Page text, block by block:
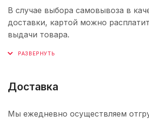
В случае выбора самовывоза в
доставки, картой можно
выдачи товара.
Доставка
Мы ежедневно осуществляем